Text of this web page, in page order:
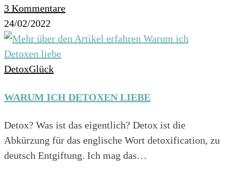
3 Kommentare
24/02/2022
DetoxGlück
WARUM ICH DETOXEN LIEBE
Detox? Was ist das eigentlich? Detox ist die
Abkürzung für das englische Wort detoxification, zu
deutsch Entgiftung. Ich mag das…